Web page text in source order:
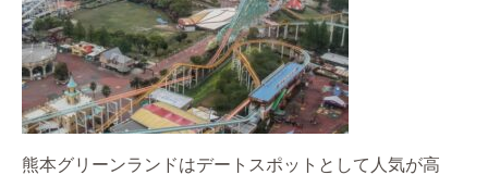
熊本グリーンランドはデートスポットとして人気が高